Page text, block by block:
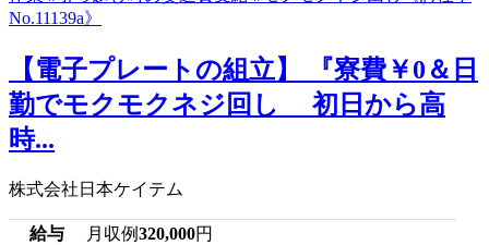
【電子プレートの組立】 『寮費￥0＆日
勤でモクモクネジ回し 初日から高
時...
株式会社日本ケイテム
給与 月収例320,000円